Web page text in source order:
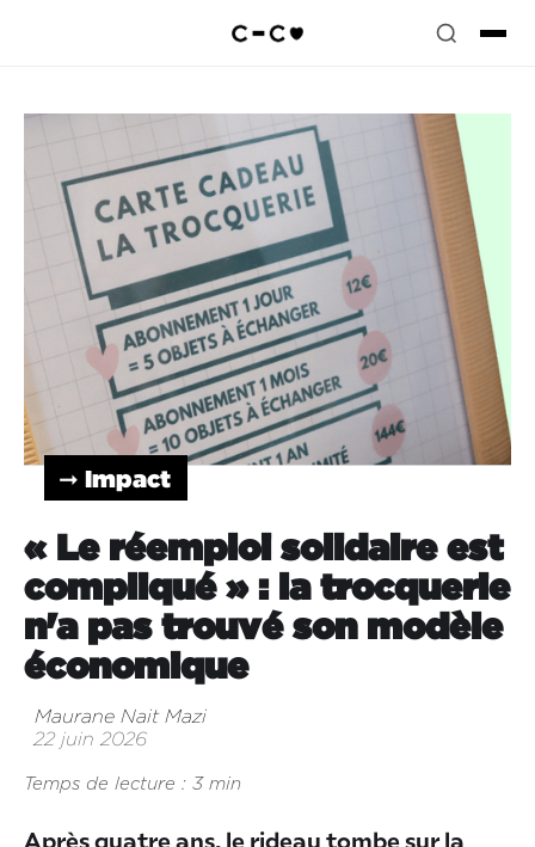
➞ Impact
« Le réemploi solidaire est
compliqué » : la trocquerie
n'a pas trouvé son modèle
économique
Maurane Nait Mazi
22 juin 2026
Temps de lecture : 3 min